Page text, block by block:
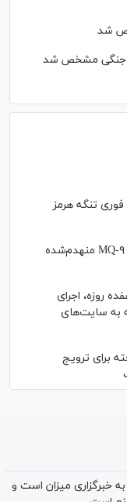
شد
جنگی مشخص شد
تنگه هرمز
اولین تصاویر لاشه F-۱۵ آمریکا و پهپاد MQ-۹ منهدم‌شده
روزه، اجرای
به سایت‌های
برای ترویج
خبرگزاری میزان است و